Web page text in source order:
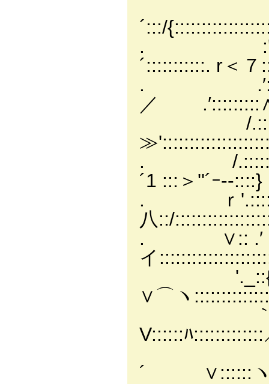
´:::/
.
´:::::::::::. r＜７
. .′::::::ヽ
／
/.::ｰ≠.イ
. /.:::::::／
´1 :::＞''´ｰ‐-::::}
. ｒ'.:::::::/
八::/
. ∨:: .′ {__
イ
'._::{
∨⌒ヽ
｀'ー‐
V::::::ﾊ:::::::::::::
´ ∨::::::ヽ